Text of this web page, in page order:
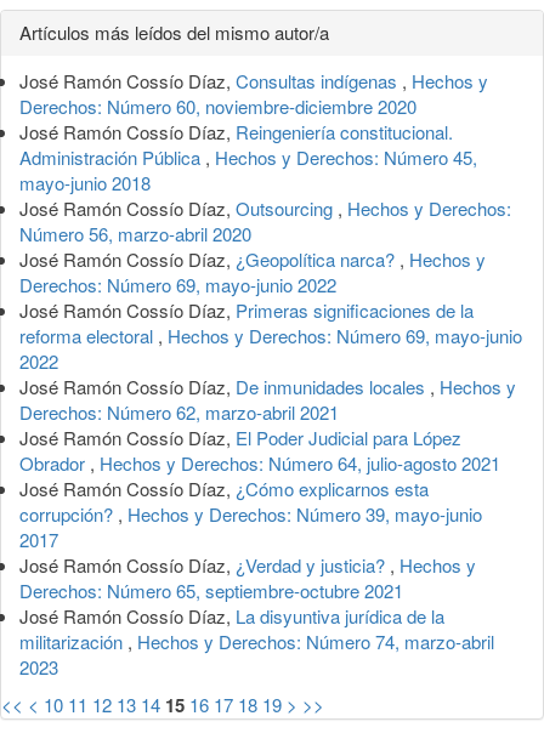
Detalles
del
artículo
Artículos más leídos del mismo autor/a
José Ramón Cossío Díaz, Consultas indígenas , Hechos y
Derechos: Número 60, noviembre-diciembre 2020
José Ramón Cossío Díaz, Reingeniería constitucional.
Administración Pública , Hechos y Derechos: Número 45,
mayo-junio 2018
José Ramón Cossío Díaz, Outsourcing , Hechos y Derechos:
Número 56, marzo-abril 2020
José Ramón Cossío Díaz, ¿Geopolítica narca? , Hechos y
Derechos: Número 69, mayo-junio 2022
José Ramón Cossío Díaz, Primeras significaciones de la
reforma electoral , Hechos y Derechos: Número 69, mayo-junio
2022
José Ramón Cossío Díaz, De inmunidades locales , Hechos y
Derechos: Número 62, marzo-abril 2021
José Ramón Cossío Díaz, El Poder Judicial para López
Obrador , Hechos y Derechos: Número 64, julio-agosto 2021
José Ramón Cossío Díaz, ¿Cómo explicarnos esta
corrupción? , Hechos y Derechos: Número 39, mayo-junio
2017
José Ramón Cossío Díaz, ¿Verdad y justicia? , Hechos y
Derechos: Número 65, septiembre-octubre 2021
José Ramón Cossío Díaz, La disyuntiva jurídica de la
militarización , Hechos y Derechos: Número 74, marzo-abril
2023
<< < 10 11 12 13 14 15 16 17 18 19 > >>